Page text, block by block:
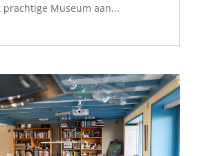
Museum aan...